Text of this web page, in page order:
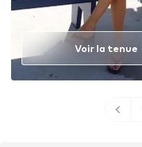
Voir la tenue